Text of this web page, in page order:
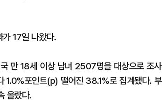
가 17일 나왔다.
만 18세 이상 남녀 2507명을 대상으로 조사
1.0%포인트(p) 떨어진 38.1%로 집계됐다. 부
올랐다.